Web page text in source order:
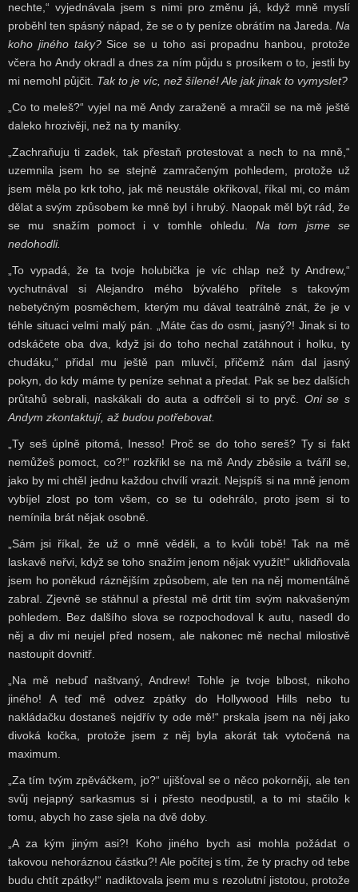
nechte,“ vyjednávala jsem s nimi pro změnu já, když mně myslí
proběhl ten spásný nápad, že se o ty peníze obrátím na Jareda.Na
koho jiného taky? Sice se u toho asi propadnu hanbou, protože
včera ho Andy okradl a dnes za ním půjdu s prosíkem o to, jestli by
mi nemohl půjčit. Tak to je víc, než šílené! Ale jak jinak to vymyslet?
„Co to meleš?“ vyjel na mě Andy zaraženě a mračil se na mě ještě
daleko hrozivěji, než na ty maníky.
„Zachraňuju ti zadek, tak přestaň protestovat a nech to na mně,“
uzemnila jsem ho se stejně zamračeným pohledem, protože už
jsem měla po krk toho, jak mě neustále okřikoval, říkal mi, co mám
dělat a svým způsobem ke mně byl i hrubý. Naopak měl být rád, že
se mu snažím pomoct i v tomhle ohledu.Na tom jsme se
nedohodli.
„To vypadá, že ta tvoje holubička je víc chlap než ty Andrew,“
vychutnával si Alejandro mého bývalého přítele s takovým
nebetyčným posměchem, kterým mu dával teatrálně znát, že je v
téhle situaci velmi malý pán. „Máte čas do osmi, jasný?! Jinak si to
odskáčete oba dva, když jsi do toho nechal zatáhnout i holku, ty
chudáku,“ přidal mu ještě pan mluvčí, přičemž nám dal jasný
pokyn, do kdy máme ty peníze sehnat a předat. Pak se bez dalších
průtahů sebrali, naskákali do auta a odfrčeli si to pryč. Oni se s
Andym zkontaktují, až budou potřebovat.
„Ty seš úplně pitomá, Inesso! Proč se do toho sereš? Ty si fakt
nemůžeš pomoct, co?!“ rozkřikl se na mě Andy zběsile a tvářil se,
jako by mi chtěl jednu každou chvílí vrazit. Nejspíš si na mně jenom
vybíjel zlost po tom všem, co se tu odehrálo, proto jsem si to
nemínila brát nějak osobně.
„Sám jsi říkal, že už o mně věděli, a to kvůli tobě! Tak na mě
laskavě neřvi, když se toho snažím jenom nějak využít!“ uklidňovala
jsem ho poněkud ráznějším způsobem, ale ten na něj momentálně
zabral. Zjevně se stáhnul a přestal mě drtit tím svým nakvašeným
pohledem. Bez dalšího slova se rozpochodoval k autu, nasedl do
něj a div mi neujel před nosem, ale nakonec mě nechal milostivě
nastoupit dovnitř.
„Na mě nebuď naštvaný, Andrew! Tohle je tvoje blbost, nikoho
jiného! A teď mě odvez zpátky do Hollywood Hills nebo tu
nakládačku dostaneš nejdřív ty ode mě!“ prskala jsem na něj jako
divoká kočka, protože jsem z něj byla akorát tak vytočená na
maximum.
„Za tím tvým zpěváčkem, jo?“ ujišťoval se o něco pokorněji, ale ten
svůj nejapný sarkasmus si i přesto neodpustil, a to mi stačilo k
tomu, abych ho zase sjela na dvě doby.
„A za kým jiným asi?! Koho jiného bych asi mohla požádat o
takovou nehoráznou částku?! Ale počítej s tím, že ty prachy od tebe
budu chtít zpátky!“ nadiktovala jsem mu s rezolutní jistotou, protože